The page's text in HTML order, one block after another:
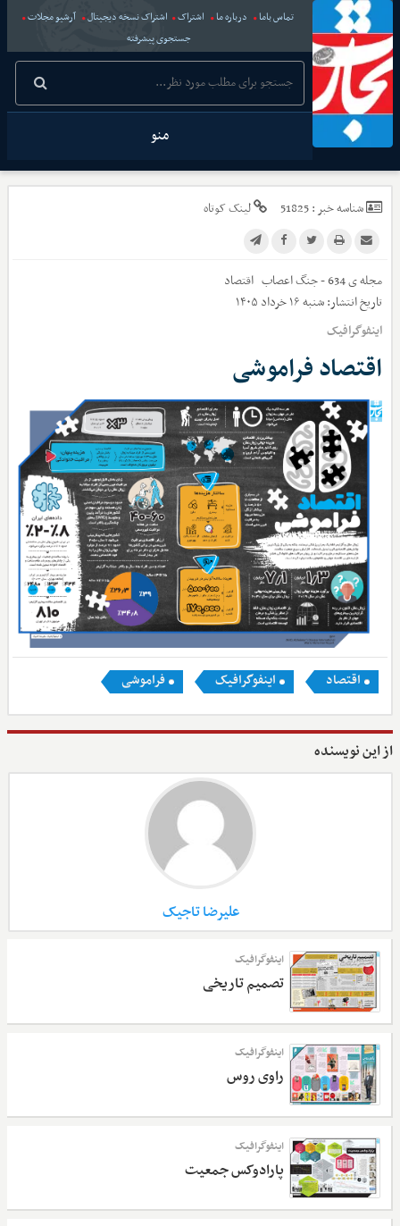
تماس باما درباره ما اشتراک اشتراک نسخه دیجیتال
آرشیو مجلات
جستجوی پیشرفته
منو
شناسه خبر :51825 لینک کوتاه
مجله ی 634 - جنگ اعصاب
اقتصاد
تاریخ انتشار:شنبه ۱۶ خرداد ۱۴۰۵
اینفوگرافیک
اقتصاد فراموشی
اقتصاد اینفوگرافیک فراموشی
از این نویسنده
علیرضا تاجیک
اینفوگرافیک
تصمیم تاریخی
اینفوگرافیک
راوی روس
اینفوگرافیک
پارادوکس جمعیت